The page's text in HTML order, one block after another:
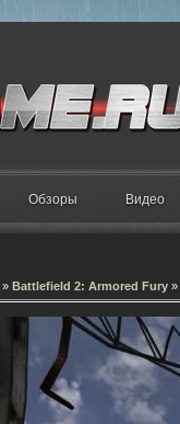
Обзоры Видео
» Battlefield 2: Armored Fury »